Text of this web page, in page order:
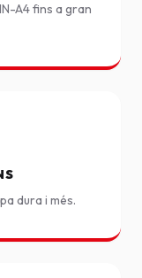
A4 fins a gran
dura i més.